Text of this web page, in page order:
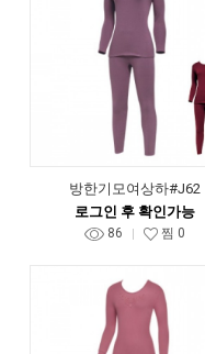
방한기모여상하#J62
로그인 후 확인가능
86 찜 0